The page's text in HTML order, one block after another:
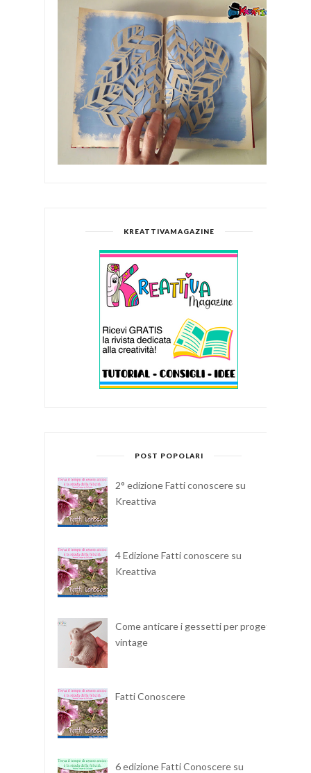
KREATTIVAMAGAZINE
POST POPOLARI
2° edizione Fatti conoscere su
Kreattiva
4 Edizione Fatti conoscere su
Kreattiva
Come anticare i gessetti per progetti
vintage
Fatti Conoscere
6 edizione Fatti Conoscere su